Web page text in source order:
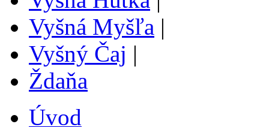
Vyšná Myšľa |
Vyšný Čaj |
Ždaňa
Úvod